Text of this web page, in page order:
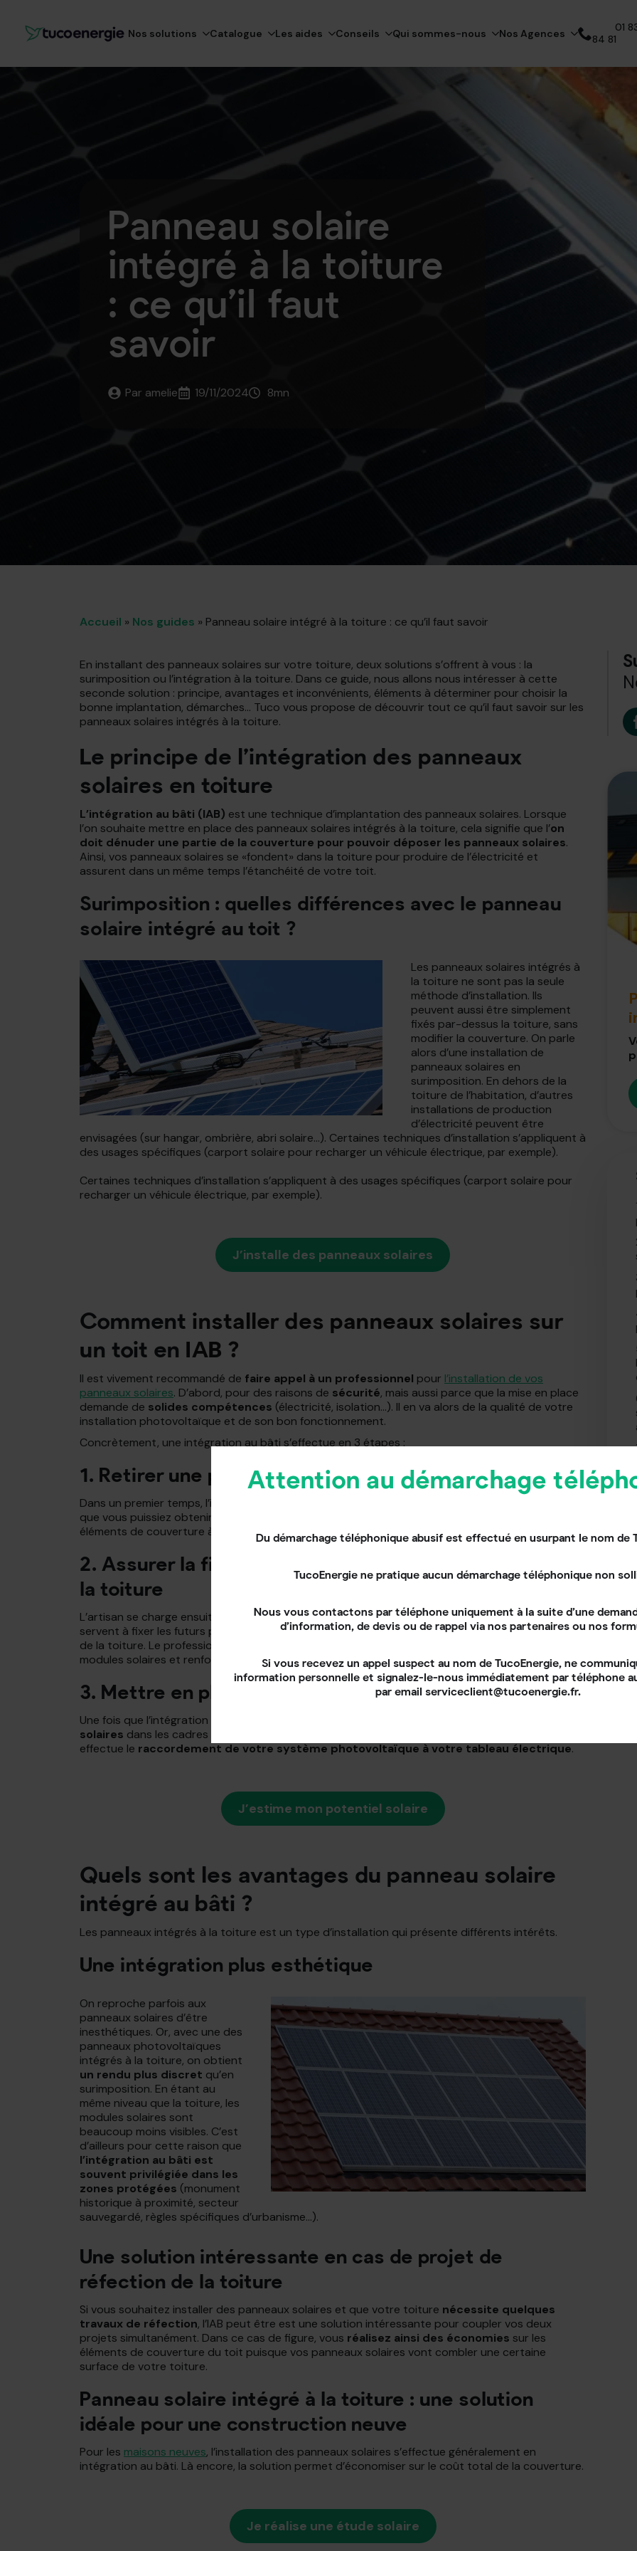
Nos solutions Catalogue Les aides Conseils Qui sommes-nous Nos Agences
01 83
84 81
Panneau solaire
intégré à la toiture
: ce qu’il faut
savoir
Par amelie 19/11/2024 8mn
Accueil » Nos guides » Panneau solaire intégré à la toiture : ce qu’il faut savoir
En installant des panneaux solaires sur votre toiture, deux solutions s’offrent à vous : la
surimposition ou l’intégration à la toiture. Dans ce guide, nous allons nous intéresser à cette
seconde solution : principe, avantages et inconvénients, éléments à déterminer pour choisir la
bonne implantation, démarches… Tuco vous propose de découvrir tout ce qu’il faut savoir sur les
panneaux solaires intégrés à la toiture.
Le principe de l’intégration des panneaux
solaires en toiture
L’intégration au bâti (IAB) est une technique d’implantation des panneaux solaires. Lorsque
l’on souhaite mettre en place des panneaux solaires intégrés à la toiture, cela signifie que l’on
doit dénuder une partie de la couverture pour pouvoir déposer les panneaux solaires.
Ainsi, vos panneaux solaires se «fondent» dans la toiture pour produire de l’électricité et
assurent dans un même temps l’étanchéité de votre toit.
Surimposition : quelles différences avec le panneau
solaire intégré au toit ?
Les panneaux solaires intégrés à
la toiture ne sont pas la seule
méthode d’installation. Ils
peuvent aussi être simplement
fixés par-dessus la toiture, sans
modifier la couverture. On parle
alors d’une installation de
panneaux solaires en
surimposition. En dehors de la
toiture de l’habitation, d’autres
installations de production
d’électricité peuvent être
envisagées (sur hangar, ombrière, abri solaire…). Certaines techniques d’installation s’appliquent à
des usages spécifiques (carport solaire pour recharger un véhicule électrique, par exemple).
Certaines techniques d’installation s’appliquent à des usages spécifiques (carport solaire pour
recharger un véhicule électrique, par exemple).
J’installe des panneaux solaires
Comment installer des panneaux solaires sur
un toit en IAB ?
Il est vivement recommandé de faire appel à un professionnel pour l’installation de vos
panneaux solaires. D’abord, pour des raisons de sécurité, mais aussi parce que la mise en place
demande de solides compétences (électricité, isolation…). Il en va alors de la qualité de votre
installation photovoltaïque et de son bon fonctionnement.
Concrètement, une intégration au bâti s’effectue en 3 étapes :
1. Retirer une partie de la couverte
Dans un premier temps, l’installateur définit l’emplacement de vos futurs panneaux solaires pour
que vous puissiez obtenir le meilleur rendement possible. Cela lui permet ensuite de déposer les
éléments de couverture à l’endroit exact où seront mis en place vos modules photovoltaïques.
2. Assurer la fixation des panneaux et l’étanchéité de
la toiture
L’artisan se charge ensuite d’installer despattes de supportetdes liteaux en bois, qui
servent à fixer les futurs panneaux, ainsi qu’untissu isolant, qui permet de renforcer l’étanchéité
de la toiture. Le professionnel pose aussi des cadres et des plaques ondulées pour caler les
modules solaires et renforcer l’isolation.
3. Mettre en place les panneaux solaires
Une fois que l’intégration au bâti est prête, le professionnel peut
solaires dans les cadres prévus à cet effet. Il réalise ensuite les branchements nécessaires et
effectue le raccordement de votre système photovoltaïque à votre tableau électrique.
J’estime mon potentiel solaire
Quels sont les avantages du panneau solaire
intégré au bâti ?
Les panneaux intégrés à la toiture est un type d’installation qui présente différents intérêts.
Une intégration plus esthétique
On reproche parfois aux
panneaux solaires d’être
inesthétiques. Or, avec une des
panneaux photovoltaïques
intégrés à la toiture, on obtient
un rendu plus discret qu’en
surimposition. En étant au
même niveau que la toiture, les
modules solaires sont
beaucoup moins visibles. C’est
d’ailleurs pour cette raison que
l’intégration au bâti est
souvent privilégiée dans les
zones protégées (monument
historique à proximité, secteur
sauvegardé, règles spécifiques d’urbanisme…).
Une solution intéressante en cas de projet de
réfection de la toiture
Si vous souhaitez installer des panneaux solaires et que votre toiture nécessite quelques
travaux de réfection, l’IAB peut être est une solution intéressante pour coupler vos deux
projets simultanément. Dans ce cas de figure, vous réalisez ainsi des économies sur les
éléments de couverture du toit puisque vos panneaux solaires vont combler une certaine
surface de votre toiture.
Panneau solaire intégré à la toiture : une solution
idéale pour une construction neuve
Pour les maisons neuves, l’installation des panneaux solaires s’effectue généralement en
intégration au bâti. Là encore, la solution permet d’économiser sur le coût total de la couverture.
Je réalise une étude solaire
Attention au démarchage
Du démarchage téléphonique abusif est effectué en usurpant le nom de
TucoEnergie ne pratique aucun démarchage téléphonique non
Nous vous contactons par téléphone uniquement à la suite d’une
d’information, de devis ou de rappel via nos partenaires ou nos
Si vous recevez un appel suspect au nom de TucoEnergie, ne
information personnelle et signalez-le-nous immédiatement par téléphone
par email serviceclient@tucoenergie.fr.